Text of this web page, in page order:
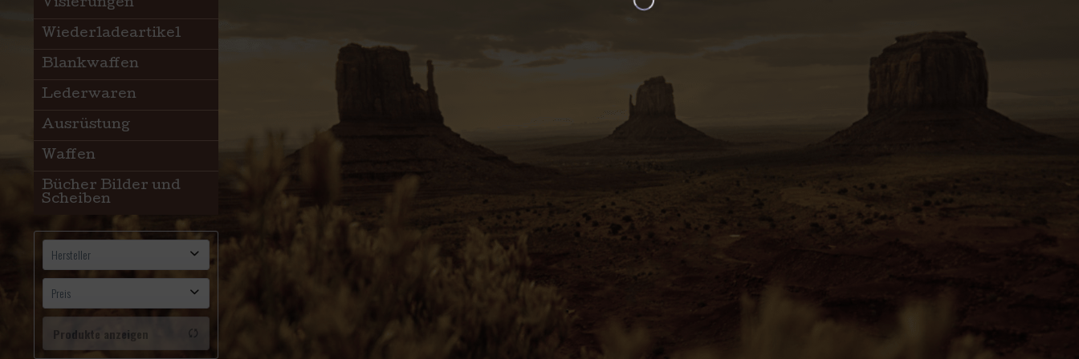
Visierungen
Wiederladeartikel
Blankwaffen
Lederwaren
Ausrüstung
Waffen
Bücher Bilder und
Scheiben
Hersteller
Preis
bis
Produkte anzeigen